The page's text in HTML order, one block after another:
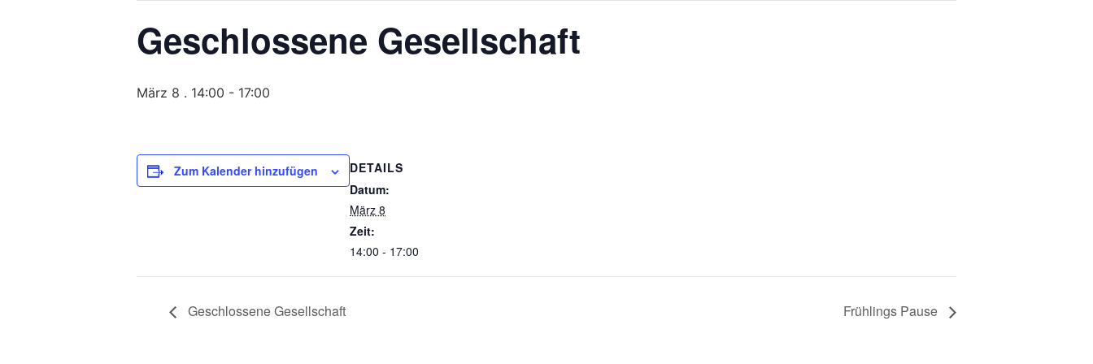
Geschlossene Gesellschaft
März 8 . 14:00 - 17:00
Zum Kalender hinzufügen
DETAILS
Datum:
März 8
Zeit:
14:00 - 17:00
Geschlossene Gesellschaft Frühlings Pause